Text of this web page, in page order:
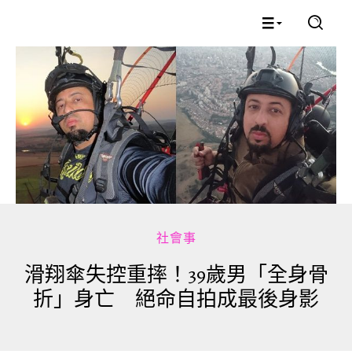
社會事
滑翔傘失控重摔！39歲男「全身骨
折」身亡 絕命自拍成最後身影